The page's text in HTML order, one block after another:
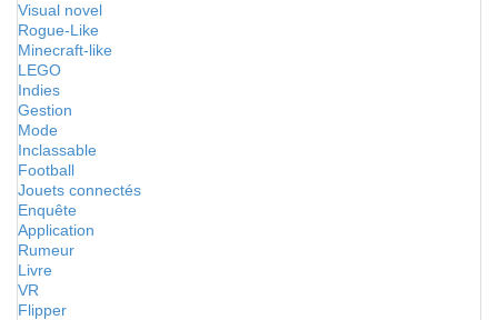
Visual novel
Rogue-Like
Minecraft-like
LEGO
Indies
Gestion
Mode
Inclassable
Football
Jouets connectés
Enquête
Application
Rumeur
Livre
VR
Flipper